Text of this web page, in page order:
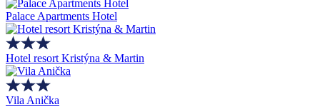
Palace Apartments Hotel
Hotel resort Kristýna & Martin
Vila Anička